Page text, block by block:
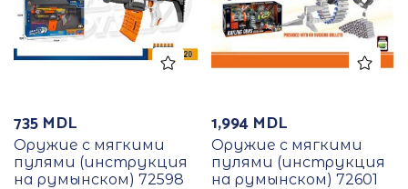
735 MDL
Оружие с мягкими
пулями (инструкция
на румынском) 72598
1,994 MDL
Оружие с мягкими
пулями (инструкция
на румынском) 72601